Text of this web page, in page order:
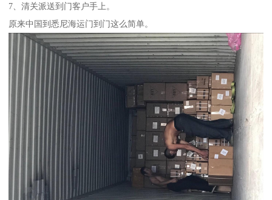
7、清关派送到门客户手上。
原来中国到悉尼海运门到门这么简单。